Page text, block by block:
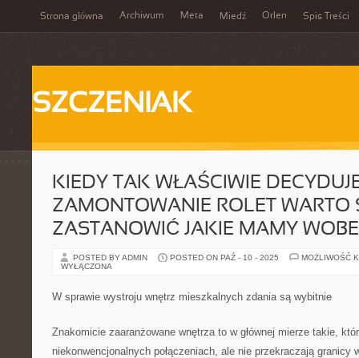
Strona główna Archiwum Meta Miedź Orlen Spis Treści
SZCZENIAK
KIEDY TAK WŁAŚCIWIE
ZAMONTOWANIE ROLET WARTO
ZASTANOWIĆ JAKIE MAMY
POSTED BY ADMIN POSTED ON PAŹ - 10 - 2025
MOŻLIWOŚĆ
WYŁĄCZONA
W sprawie wystroju wnętrz mieszkalnych zdania są wybitnie
Znakomicie zaaranżowane wnętrza to w głównej mierze takie,
niekonwencjonalnych połączeniach, ale nie przekraczają granicy